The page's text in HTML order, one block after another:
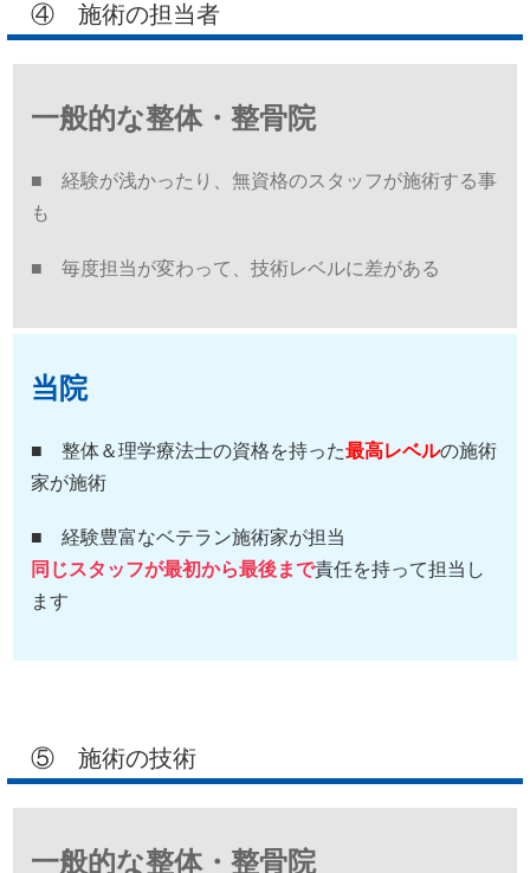
④ 施術の担当者
一般的な整体・整骨院
■ 経験が浅かったり、無資格のスタッフが施術する事
も
■ 毎度担当が変わって、技術レベルに差がある
当院
■ 整体＆理学療法士の資格を持った最高レベルの施術
家が施術
■ 経験豊富なベテラン施術家が担当
同じスタッフが最初から最後まで責任を持って担当し
ます
⑤ 施術の技術
一般的な整体・整骨院